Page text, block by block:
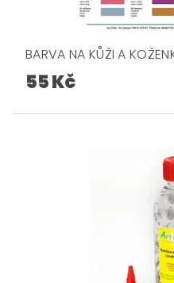
BARVA NA KŮŽI A
55 Kč